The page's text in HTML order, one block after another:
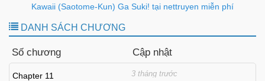
Kawaii (Saotome-Kun) Ga Suki! tại nettruyen miễn phí
DANH SÁCH CHƯƠNG
Số chương Cập nhật
Chapter 11 3 tháng trước